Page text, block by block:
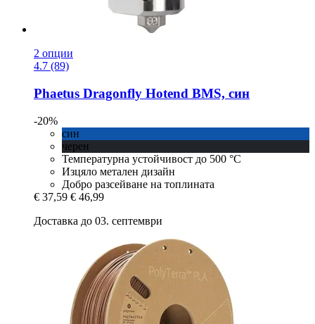
2 опции
4.7 (89)
Phaetus Dragonfly Hotend BMS, син
-20%
син
черен
Температурна устойчивост до 500 °C
Изцяло метален дизайн
Добро разсейване на топлината
€ 37,59 € 46,99
Доставка до 03. септември